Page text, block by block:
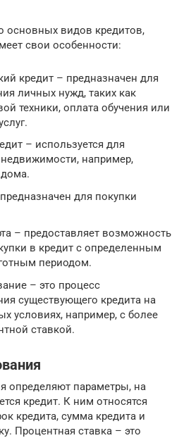
основных видов кредитов,
свои особенности:
кредит – предназначен для
личных нужд, таких как
техники, оплата обучения или
– используется для
недвижимости, например,
для покупки
– предоставляет возможность
в кредит с определенным
периодом.
– это процесс
существующего кредита на
условиях, например, с более
ставкой.
определяют параметры, на
кредит. К ним относятся
кредита, сумма кредита и
Процентная ставка – это